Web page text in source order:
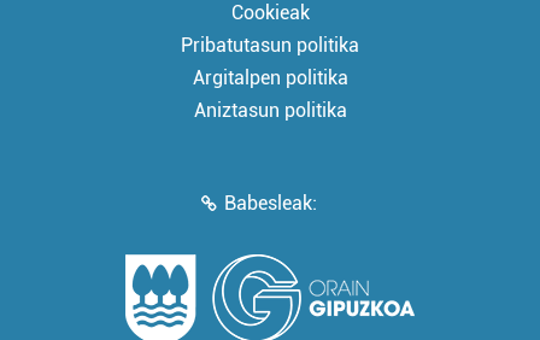
Cookieak
Pribatutasun politika
Argitalpen politika
Aniztasun politika
Babesleak: